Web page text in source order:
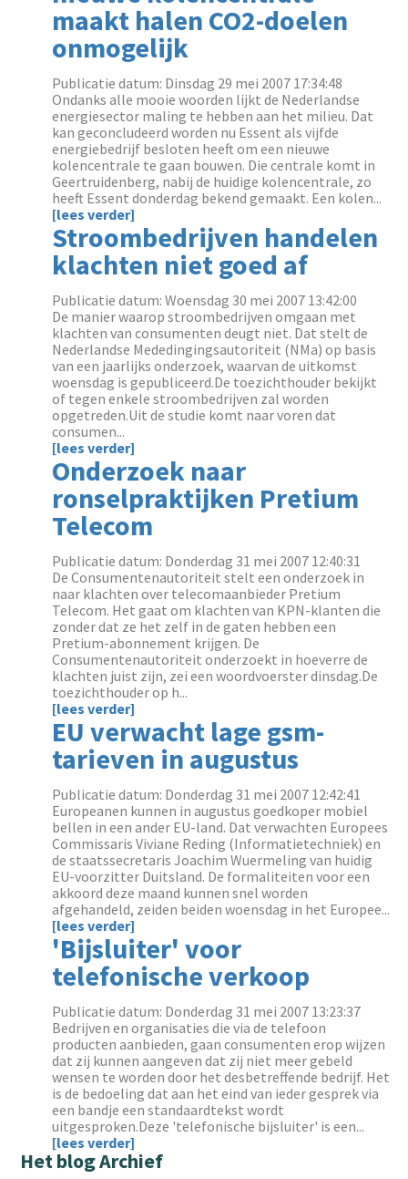
maakt halen CO2-doelen
onmogelijk
Publicatie datum: Dinsdag 29 mei 2007 17:34:48
Ondanks alle mooie woorden lijkt de Nederlandse
energiesector maling te hebben aan het milieu. Dat
kan geconcludeerd worden nu Essent als vijfde
energiebedrijf besloten heeft om een nieuwe
kolencentrale te gaan bouwen. Die centrale komt in
Geertruidenberg, nabij de huidige kolencentrale, zo
heeft Essent donderdag bekend gemaakt. Een kolen...
[lees verder]
Stroombedrijven handelen
klachten niet goed af
Publicatie datum: Woensdag 30 mei 2007 13:42:00
De manier waarop stroombedrijven omgaan met
klachten van consumenten deugt niet. Dat stelt de
Nederlandse Mededingingsautoriteit (NMa) op basis
van een jaarlijks onderzoek, waarvan de uitkomst
woensdag is gepubliceerd.De toezichthouder bekijkt
of tegen enkele stroombedrijven zal worden
opgetreden.Uit de studie komt naar voren dat
consumen...
[lees verder]
Onderzoek naar
ronselpraktijken Pretium
Telecom
Publicatie datum: Donderdag 31 mei 2007 12:40:31
De Consumentenautoriteit stelt een onderzoek in
naar klachten over telecomaanbieder Pretium
Telecom. Het gaat om klachten van KPN-klanten die
zonder dat ze het zelf in de gaten hebben een
Pretium-abonnement krijgen. De
Consumentenautoriteit onderzoekt in hoeverre de
klachten juist zijn, zei een woordvoerster dinsdag.De
toezichthouder op h...
[lees verder]
EU verwacht lage gsm-
tarieven in augustus
Publicatie datum: Donderdag 31 mei 2007 12:42:41
Europeanen kunnen in augustus goedkoper mobiel
bellen in een ander EU-land. Dat verwachten Europees
Commissaris Viviane Reding (Informatietechniek) en
de staatssecretaris Joachim Wuermeling van huidig
EU-voorzitter Duitsland. De formaliteiten voor een
akkoord deze maand kunnen snel worden
afgehandeld, zeiden beiden woensdag in het Europee...
[lees verder]
'Bijsluiter' voor
telefonische verkoop
Publicatie datum: Donderdag 31 mei 2007 13:23:37
Bedrijven en organisaties die via de telefoon
producten aanbieden, gaan consumenten erop wijzen
dat zij kunnen aangeven dat zij niet meer gebeld
wensen te worden door het desbetreffende bedrijf. Het
is de bedoeling dat aan het eind van ieder gesprek via
een bandje een standaardtekst wordt
uitgesproken.Deze 'telefonische bijsluiter' is een...
[lees verder]
Het blog Archief